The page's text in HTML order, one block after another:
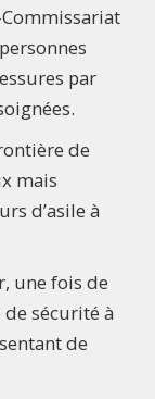
par
de
mais
d’asile à
une fois de
sécurité à
de